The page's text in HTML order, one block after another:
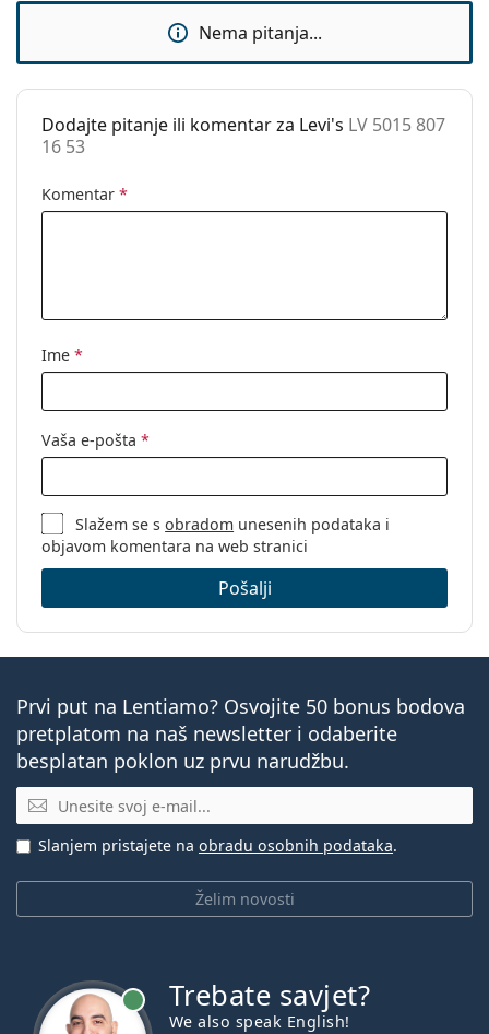
Krpa za
čišćenje:
Da
Ostalo
Spol:
Kategorija:
Dioptrijske naočale
Nema pitanja...
Dodajte pitanje ili komentar za Levi's LV 5015 807
16 53
Komentar *
Ime *
Vaša e-pošta *
Slažem se sobradom unesenih podataka i
objavom komentara na web stranici
Pošalji
Prvi put na Lentiamo? Osvojite 50 bonus bodova
pretplatom na naš newsletter i odaberite
besplatan poklon uz prvu narudžbu.
E-mail
Želim novosti
Slanjem pristajete na obradu osobnih podataka.
Trebate savjet?
We also speak English!